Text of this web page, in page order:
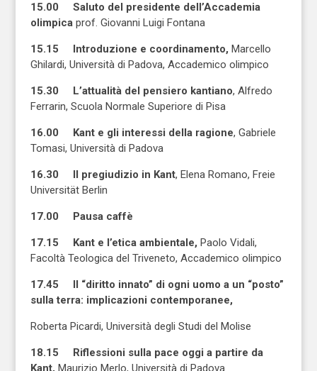
15.00 Saluto del presidente dell’Accademia
olimpica prof. Giovanni Luigi Fontana
15.15 Introduzione e coordinamento, Marcello
Ghilardi, Università di Padova, Accademico olimpico
15.30 L’attualità del pensiero kantiano, Alfredo
Ferrarin, Scuola Normale Superiore di Pisa
16.00 Kant e gli interessi della ragione, Gabriele
Tomasi, Università di Padova
16.30 Il pregiudizio in Kant, Elena Romano, Freie
Universität Berlin
17.00 Pausa caffè
17.15 Kant e l’etica ambientale, Paolo Vidali,
Facoltà Teologica del Triveneto, Accademico olimpico
17.45
Il “diritto innato” di ogni uomo a un “posto”
sulla terra: implicazioni contemporanee,
Roberta Picardi, Università degli Studi del Molise
18.15 Riflessioni sulla pace oggi a partire da
Kant, Maurizio Merlo, Università di Padova